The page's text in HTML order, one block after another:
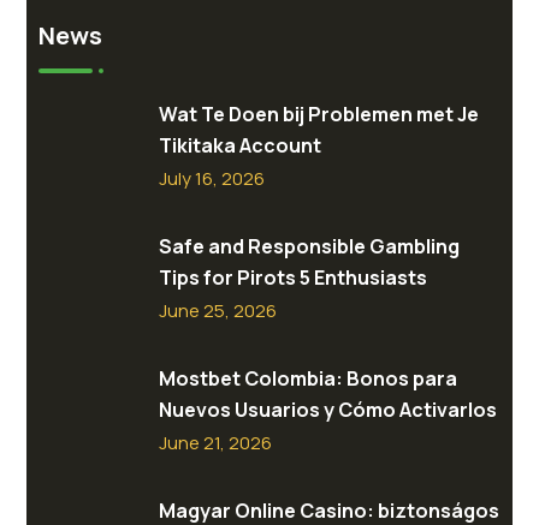
News
Wat Te Doen bij Problemen met Je
Tikitaka Account
July 16, 2026
Safe and Responsible Gambling
Tips for Pirots 5 Enthusiasts
June 25, 2026
Mostbet Colombia: Bonos para
Nuevos Usuarios y Cómo Activarlos
June 21, 2026
Magyar Online Casino: biztonságos